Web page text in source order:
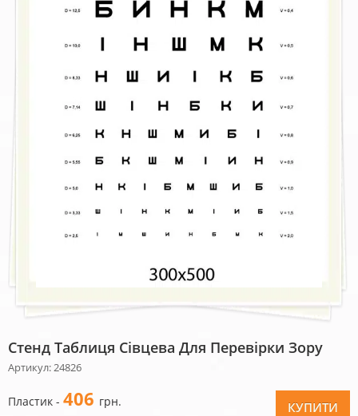
Стенд Таблиця Сівцева Для Перевірки Зору
Артикул: 24826
Пластик - 406 грн. КУПИТИ